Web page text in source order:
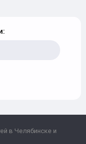
в Челябинске и